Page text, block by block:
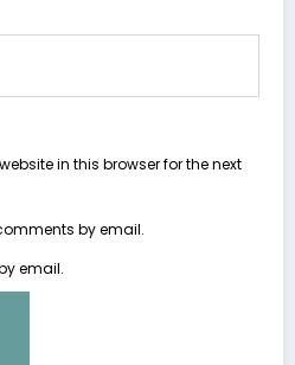
in this browser for the next
by email.
email.